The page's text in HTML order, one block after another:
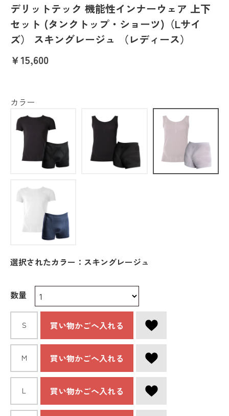
デリットテック 機能性インナーウェア 上下
セット (タンクトップ・ショーツ)（Lサイ
ズ） スキングレージュ （レディース）
￥15,600
カラー
選択されたカラー：スキングレージュ
数量
S 買い物かごへ入れる
M 買い物かごへ入れる
L 買い物かごへ入れる